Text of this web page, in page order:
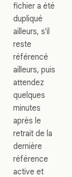
fichier a été
dupliqué
ailleurs, s'il
reste
référencé
ailleurs, puis
attendez
quelques
minutes
après le
retrait de la
dernière
référence
active et